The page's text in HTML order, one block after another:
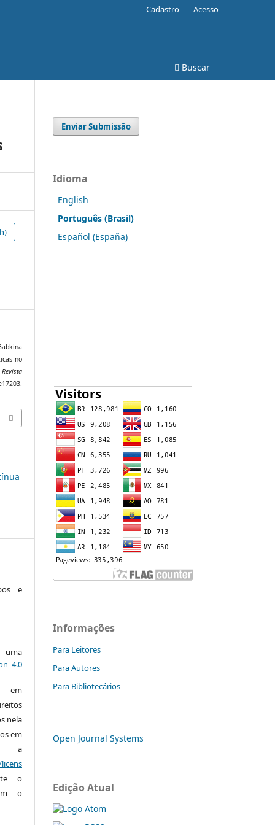
Buscar
Cadastro Acesso
no
Revista
e
uma
4.0
em
nela
em
a
o
o
Enviar Submissão
Idioma
English
Português (Brasil)
Español (España)
Informações
Para Leitores
Para Autores
Para Bibliotecários
Open Journal Systems
Edição Atual